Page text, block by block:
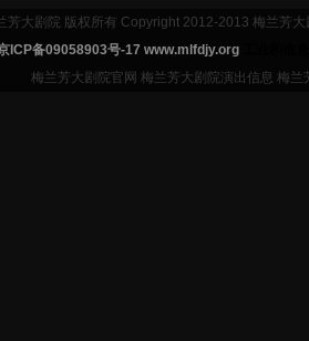
芳大剧院 版权所有 Copyright 2012-2013 梅兰芳
ICP备09058903号-17 www.mlfdjy.org
梅兰芳大剧院官网 梅兰芳大剧院演出信息 梅